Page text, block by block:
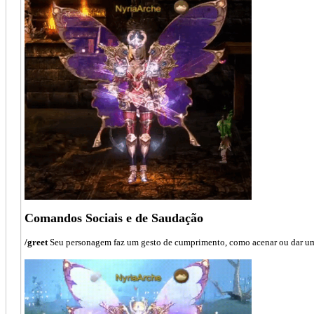
Comandos Sociais e de Saudação
/greet Seu personagem faz um gesto de cumprimento, como acenar ou dar